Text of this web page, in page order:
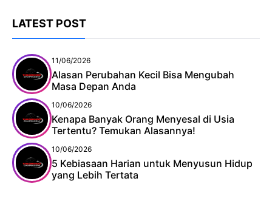
LATEST POST
11/06/2026
Alasan Perubahan Kecil Bisa Mengubah
Masa Depan Anda
10/06/2026
Kenapa Banyak Orang Menyesal di Usia
Tertentu? Temukan Alasannya!
10/06/2026
5 Kebiasaan Harian untuk Menyusun Hidup
yang Lebih Tertata